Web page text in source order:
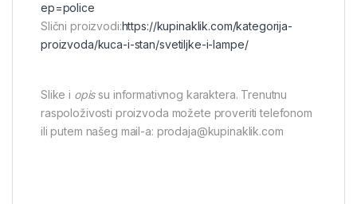
ep=police
Slični proizvodi:https://kupinaklik.com/kategorija-
proizvoda/kuca-i-stan/svetiljke-i-lampe/
Slike i opissu informativnog karaktera. Trenutnu
raspoloživosti proizvoda možete proveriti telefonom
ili putem našeg mail-a: prodaja@kupinaklik.com